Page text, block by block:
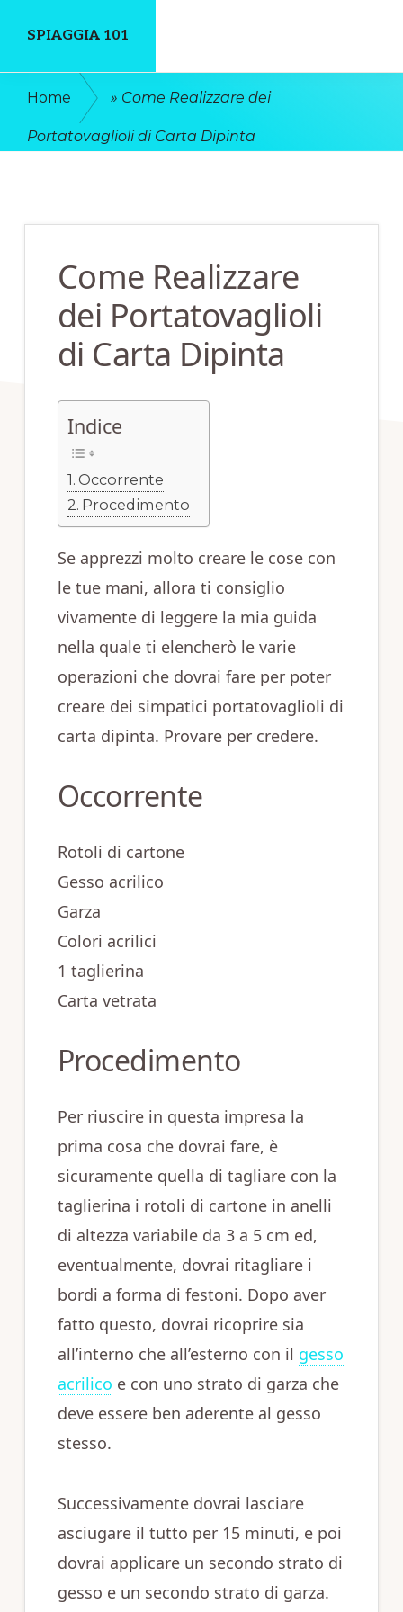
main
content
primary
sidebar
SPIAGGIA 101
Dove
Home » Come Realizzare dei
Portatovaglioli di Carta Dipinta
Come Realizzare
dei Portatovaglioli
di Carta Dipinta
Indice
Occorrente
Procedimento
Se apprezzi molto creare le cose con
le tue mani, allora ti consiglio
vivamente di leggere la mia guida
nella quale ti elencherò le varie
operazioni che dovrai fare per poter
creare dei simpatici portatovaglioli di
carta dipinta. Provare per credere.
Occorrente
Rotoli di cartone
Gesso acrilico
Garza
Colori acrilici
1 taglierina
Carta vetrata
Procedimento
Per riuscire in questa impresa la
prima cosa che dovrai fare, è
sicuramente quella di tagliare con la
taglierina i rotoli di cartone in anelli
di altezza variabile da 3 a 5 cm ed,
eventualmente, dovrai ritagliare i
bordi a forma di festoni. Dopo aver
fatto questo, dovrai ricoprire sia
all’interno che all’esterno con il gesso
acrilico e con uno strato di garza che
deve essere ben aderente al gesso
stesso.
Successivamente dovrai lasciare
asciugare il tutto per 15 minuti, e poi
dovrai applicare un secondo strato di
gesso e un secondo strato di garza.